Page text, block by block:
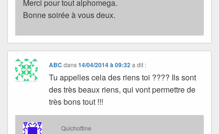
Merci pour tout alphomega.
Bonne soirée à vous deux.
ABC dans14/04/2014 à 09:32 a dit :
Tu appelles cela des riens toi ???? Ils sont
des très beaux riens, qui vont permettre de
très bons tout !!!
Quichottine